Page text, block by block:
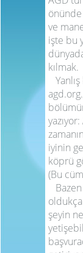
ve
işte bu
kılmak.
iyinin
köprü
(Bu
şeyin